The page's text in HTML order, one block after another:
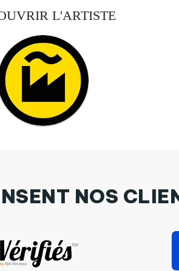
L'ARTISTE
NOS